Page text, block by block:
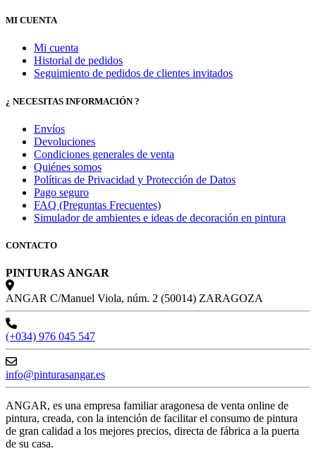
MI CUENTA
Mi cuenta
Historial de pedidos
Seguimiento de pedidos de clientes invitados
¿ NECESITAS INFORMACIÓN ?
Envíos
Devoluciones
Condiciones generales de venta
Quiénes somos
Políticas de Privacidad y Protección de Datos
Pago seguro
FAQ (Preguntas Frecuentes)
Simulador de ambientes e ideas de decoración en pintura
CONTACTO
PINTURAS ANGAR
ANGAR C/Manuel Viola, núm. 2 (50014) ZARAGOZA
(+034) 976 045 547
info@pinturasangar.es
ANGAR, es una empresa familiar aragonesa de venta online de
pintura, creada, con la intención de facilitar el consumo de pintura
de gran calidad a los mejores precios, directa de fábrica a la puerta
de su casa.